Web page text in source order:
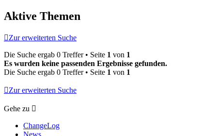
Aktive Themen
Zur erweiterten Suche
Die Suche ergab 0 Treffer • Seite 1 von 1
Es wurden keine passenden Ergebnisse gefunden.
Die Suche ergab 0 Treffer • Seite 1 von 1
Zur erweiterten Suche
Gehe zu
ChangeLog